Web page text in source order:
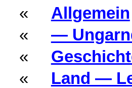
« Allgemein
« —
«
« Land —